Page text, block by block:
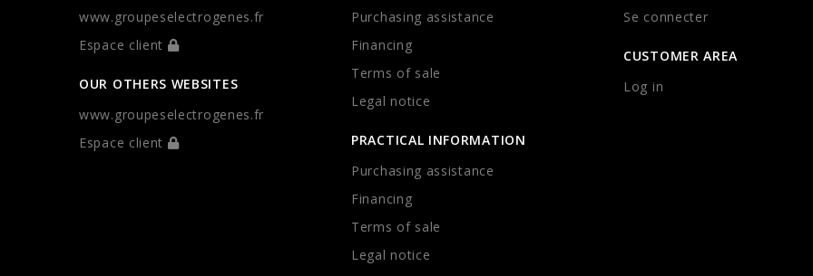
www.groupeselectrogenes.fr
Espace client
OUR OTHERS WEBSITES
www.groupeselectrogenes.fr
Espace client
Purchasing assistance
Financing
Terms of sale
Legal notice
PRACTICAL INFORMATION
Purchasing assistance
Financing
Terms of sale
Legal notice
Se connecter
CUSTOMER AREA
Log in